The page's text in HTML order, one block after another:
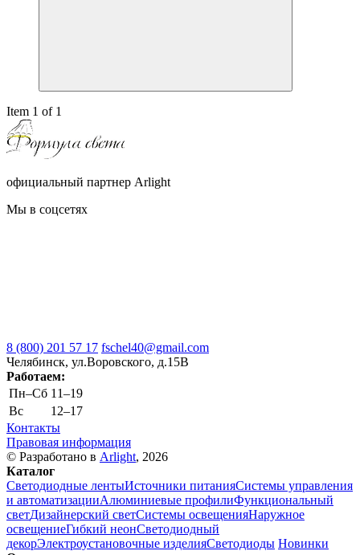
Item 1 of 1
официальный партнер Arlight
Мы в соцсетях
8 (800) 201 57 17 fschel40@gmail.com
Челябинск, ул.Воровского, д.15В
Работаем:
Пн–Cб 11–19
Вс
12–17
Контакты
Правовая информация
© Разработано в Arlight, 2026
Каталог
Светодиодные лентыИсточники питанияСистемы управления
и автоматизацииАлюминиевые профилиФункциональный
светДизайнерский светСистемы освещенияНаружное
освещениеГибкий неонСветодиодный
декорЭлектроустановочные изделияСветодиоды Новинки